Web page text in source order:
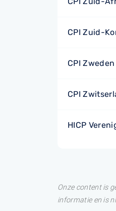
CPI Zuid-
CPI Zweden
CPI
HICP
Onze content is
informatie en is